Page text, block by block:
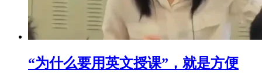
“为什么要用英文授课”，就是方便